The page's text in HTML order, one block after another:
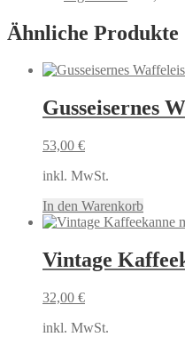
Ähnliche Produkte
Gusseisernes
53,00 €
inkl. MwSt.
In den Warenkorb
Vintage
32,00 €
inkl. MwSt.